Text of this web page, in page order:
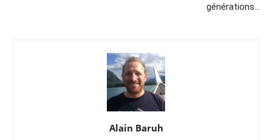
générations…
Alain Baruh